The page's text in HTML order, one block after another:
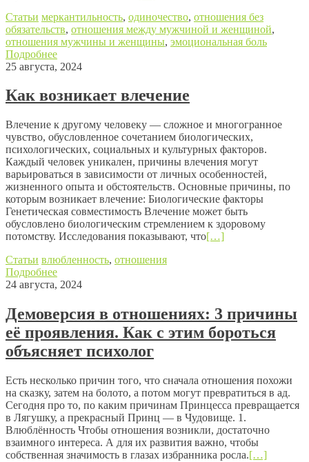
Статьи меркантильность, одиночество, отношения без
обязательств, отношения между мужчиной и женщиной,
отношения мужчины и женщины, эмоциональная боль
Подробнее
25 августа, 2024
Как возникает влечение
Влечение к другому человеку — сложное и многогранное
чувство, обусловленное сочетанием биологических,
психологических, социальных и культурных факторов.
Каждый человек уникален, причины влечения могут
варьироваться в зависимости от личных особенностей,
жизненного опыта и обстоятельств. Основные причины, по
которым возникает влечение: Биологические факторы
Генетическая совместимость Влечение может быть
обусловлено биологическим стремлением к здоровому
потомству. Исследования показывают, что[…]
Статьи влюбленность, отношения
Подробнее
24 августа, 2024
Демоверсия в отношениях: 3 причины
её проявления. Как с этим бороться
объясняет психолог
Есть несколько причин того, что сначала отношения похожи
на сказку, затем на болото, а потом могут превратиться в ад.
Сегодня про то, по каким причинам Принцесса превращается
в Лягушку, а прекрасный Принц — в Чудовище. 1.
Влюблённость Чтобы отношения возникли, достаточно
взаимного интереса. А для их развития важно, чтобы
собственная значимость в глазах избранника росла.[…]